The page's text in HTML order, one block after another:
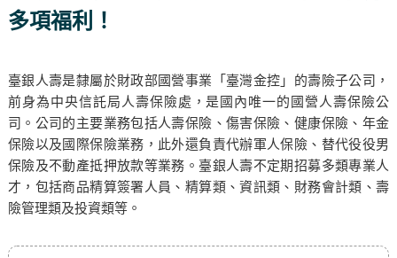
多項福利！
臺銀人壽是隸屬於財政部國營事業「臺灣金控」的壽險子公司，
前身為中央信託局人壽保險處，是國內唯一的國營人壽保險公
司。公司的主要業務包括人壽保險、傷害保險、健康保險、年金
保險以及國際保險業務，此外還負責代辦軍人保險、替代役役男
保險及不動產抵押放款等業務。臺銀人壽不定期招募多類專業人
才，包括商品精算簽署人員、精算類、資訊類、財務會計類、壽
險管理類及投資類等。